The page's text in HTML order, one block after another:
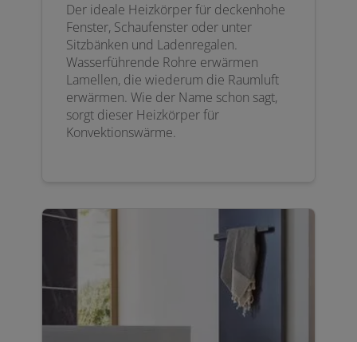
Der ideale Heizkörper für deckenhohe
Fenster, Schaufenster oder unter
Sitzbänken und Ladenregalen.
Wasserführende Rohre erwärmen
Lamellen, die wiederum die Raumluft
erwärmen. Wie der Name schon sagt,
sorgt dieser Heizkörper für
Konvektionswärme.